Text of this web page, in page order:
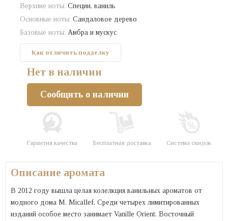
Как отличить подделку
Верхние ноты: Специи, ваниль
Основные ноты: Сандаловое дерево
Базовые ноты: Амбра и мускус
Нет в наличии
Сообщить о наличии
Гарантия качества Бесплатная доставка Система скидок
Описание аромата
В 2012 году вышла целая колелкция ванильных ароматов от
модного дома M. Micallef. Среди четырех лимитированных
изданий особое место занимает Vanille Orient. Восточный